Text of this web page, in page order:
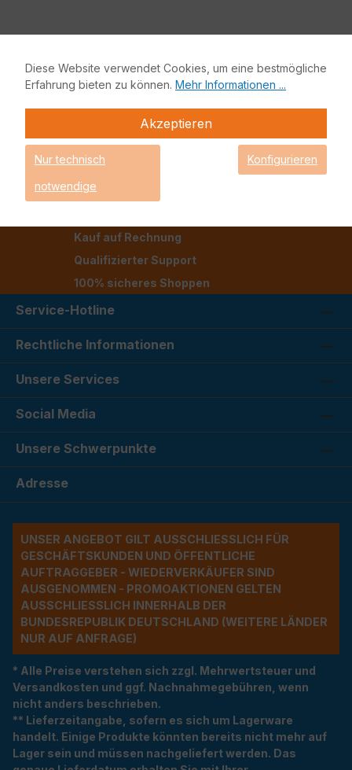
Kauf auf Rechnung
Qualifizierter Support
100% sicheres Shoppen
Service-Hotline
Rechtliche Informationen
Unsere Services
Social Media
Unsere Schwerpunkte
Adresse
UNSER ANGEBOT GILT AUSSCHLIESSLICH FÜR G
ESCHÄFTSKUNDEN UND ÖFFENTLICHE A
UFTRAGGEBER - WIEDERVERKÄUFER SIND A
USGENOMMEN - PROMOAKTIONEN GELTEN A
USSCHLIESSLICH INNERHALB DER BU
NDESREPUBLIK DEUTSCHLAND (WEITERE LÄNDER NU
R AUF ANFRAGE)
* Alle Preise verstehen sich zzgl. Mehrwertsteuer und
Versandkosten und ggf. Nachnahmegebühren, wenn
nicht anders beschrieben.
** Lieferzeitangabe, sofern es sich um Lagerware
handelt. Einige Produkte könnten bereits nicht mehr auf
Lager sein und müssen nachgeliefert werden. Das
Diese Website verwendet Cookies, um eine bestmögliche
Erfahrung bieten zu können. Mehr Informationen ...
Akzeptieren
Nur technisch
notwendige
Konfigurieren